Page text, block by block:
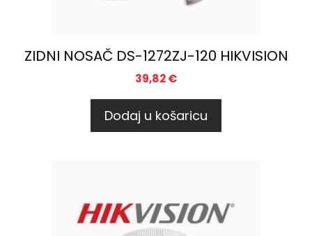
ZIDNI NOSAČ DS-1272ZJ-120 HIKVISION
39,82€
Dodaj u košaricu